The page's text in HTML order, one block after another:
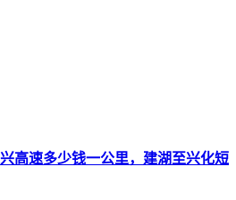
高速多少钱一公里，建湖至兴化短